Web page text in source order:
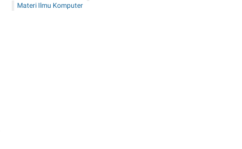
Materi Ilmu Komputer